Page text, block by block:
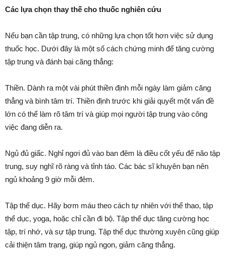
Các lựa chọn thay thế cho thuốc nghiên cứu
Nếu bạn cần tập trung, có những lựa chọn tốt hơn việc sử dụng
thuốc học. Dưới đây là một số cách chứng minh để tăng cường
tập trung và đánh bại căng thẳng:
Thiền. Dành ra một vài phút thiền định mỗi ngày làm giảm căng
thẳng và bình tâm trí. Thiền định trước khi giải quyết một vấn đề
lớn có thể làm rõ tâm trí và giúp mọi người tập trung vào công
việc đang diễn ra.
Ngủ đủ giấc. Nghỉ ngơi đủ vào ban đêm là điều cốt yếu để não tập
trung, suy nghĩ rõ ràng và tỉnh táo. Các bác sĩ khuyên bạn nên
ngủ khoảng 9 giờ mỗi đêm.
Tập thể dục. Hãy bơm máu theo cách tự nhiên với thể thao, tập
thể dục, yoga, hoặc chỉ cần đi bộ. Tập thể dục tăng cường học
tập, trí nhớ, và sự tập trung. Tập thể dục thường xuyên cũng giúp
cải thiện tâm trạng, giúp ngủ ngon, giảm căng thẳng.